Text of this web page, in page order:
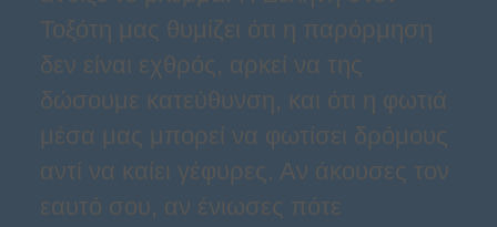
Τοξότη μας θυμίζει ότι η παρόρμηση
δεν είναι εχθρός, αρκεί να της
δώσουμε κατεύθυνση, και ότι η φωτιά
μέσα μας μπορεί να φωτίσει δρόμους
αντί να καίει γέφυρες. Αν άκουσες τον
εαυτό σου, αν ένιωσες πότε